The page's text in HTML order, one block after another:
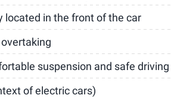
located in the front of the car
suspension and safe
of electric cars)